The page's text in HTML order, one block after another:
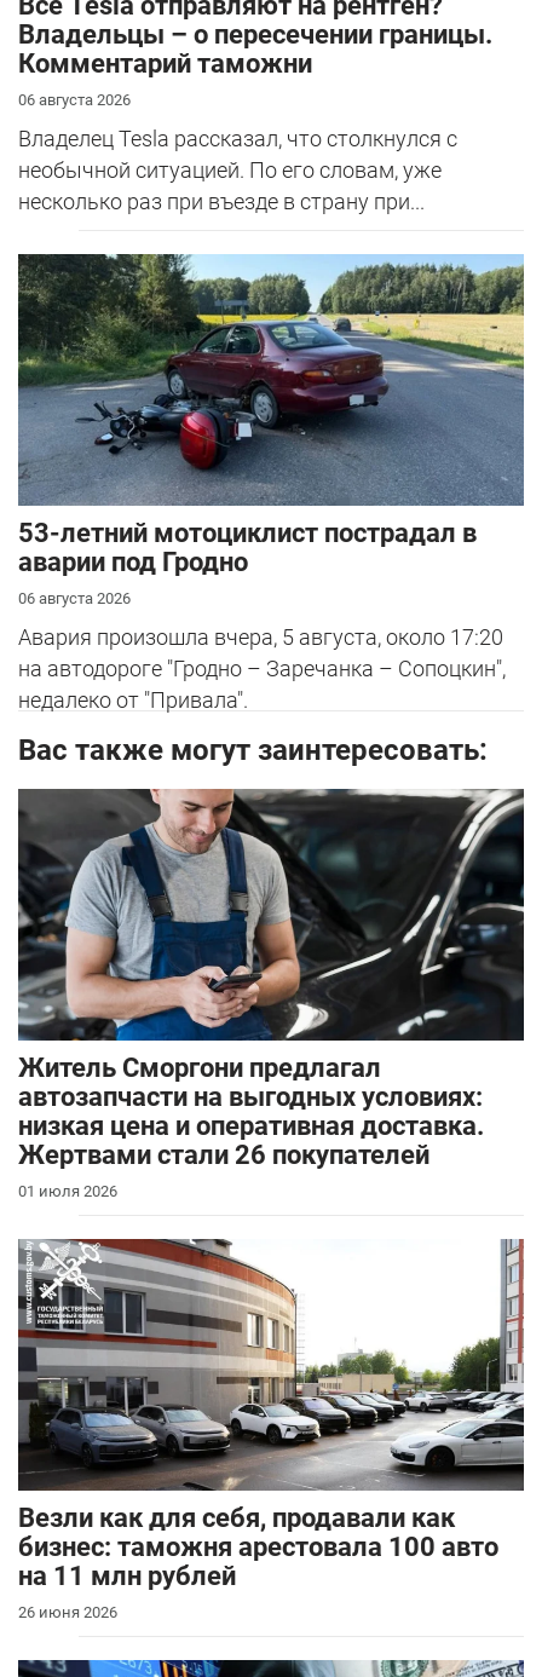
Владельцы – о пересечении границы.
Комментарий таможни
06 августа 2026
Владелец Tesla рассказал, что столкнулся с
необычной ситуацией. По его словам, уже
несколько раз при въезде в страну при...
53-летний мотоциклист пострадал в
аварии под Гродно
06 августа 2026
Авария произошла вчера, 5 августа, около 17:20
на автодороге "Гродно – Заречанка – Сопоцкин",
недалеко от "Привала".
Вас также могут заинтересовать:
Житель Сморгони предлагал
автозапчасти на выгодных условиях:
низкая цена и оперативная доставка.
Жертвами стали 26 покупателей
01 июля 2026
Везли как для себя, продавали как
бизнес: таможня арестовала 100 авто
на 11 млн рублей
26 июня 2026